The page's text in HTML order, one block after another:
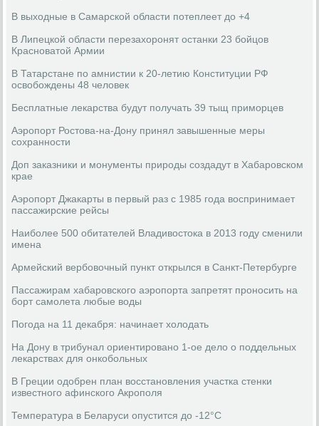
В выходные в Самарской области потеплеет до +4
В Липецкой области перезахоронят останки 23 бойцов
Красноватой Армии
В Татарстане по амнистии к 20-летию Конституции РФ
освобождены 48 человек
Бесплатные лекарства будут получать 39 тыщ приморцев
Аэропорт Ростова-на-Дону принял завышенные меры
сохранности
Доп заказники и монументы природы создадут в Хабаровском
крае
Аэропорт Джакарты в первый раз с 1985 года воспринимает
пассажирские рейсы
Наиболее 500 обитателей Владивостока в 2013 году сменили
имена
Армейский вербовочный пункт открылся в Санкт-Петербурге
Пассажирам хабаровского аэропорта запретят проносить на
борт самолета любые воды
Погода на 11 декабря: начинает холодать
На Дону в трибунал ориентировано 1-ое дело о поддельных
лекарствах для онкобольных
В Греции одобрен план восстановления участка стенки
известного афинского Акрополя
Температура в Беларуси опустится до -12°C